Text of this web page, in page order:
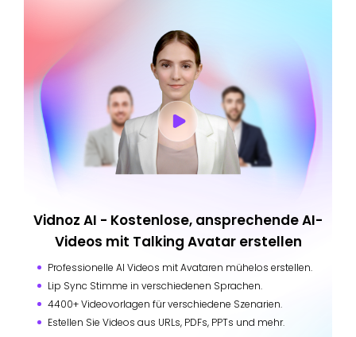
Vidnoz AI - Kostenlose, ansprechende AI-
Videos mit Talking Avatar erstellen
Professionelle AI Videos mit Avataren mühelos erstellen.
Lip Sync Stimme in verschiedenen Sprachen.
4400+ Videovorlagen für verschiedene Szenarien.
Estellen Sie Videos aus URLs, PDFs, PPTs und mehr.